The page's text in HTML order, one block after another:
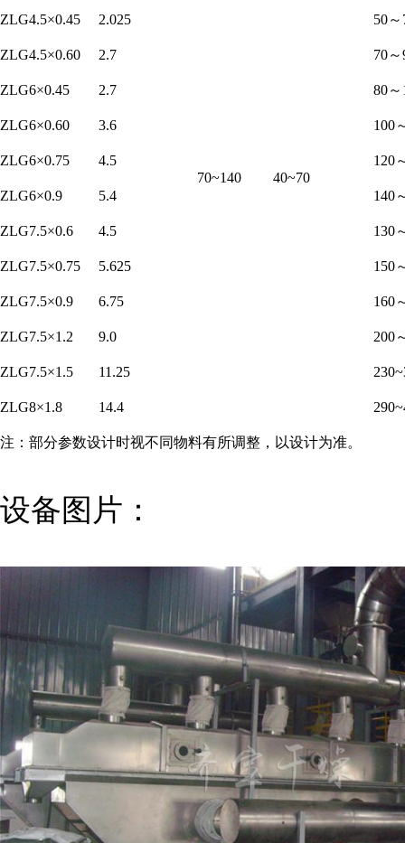
70~140 40~70
ZLG4.5×0.45 2.025 50～
ZLG4.5×0.60 2.7 70～
ZLG6×0.45 2.7 80～
ZLG6×0.60 3.6 100
ZLG6×0.75 4.5 120
ZLG6×0.9 5.4 140
ZLG7.5×0.6 4.5 130
ZLG7.5×0.75 5.625 150
ZLG7.5×0.9 6.75 160
ZLG7.5×1.2 9.0 200
ZLG7.5×1.5 11.25
ZLG8×1.8 14.4
注：部分参数设计时视不同物料有所调整，以设计为准。
设备图片：